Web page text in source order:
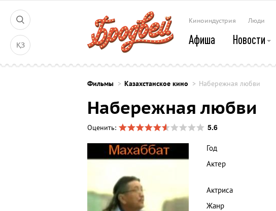
ҚЗ
Киноиндустрия Люди
Афиша Новости
Фильмы Казахстанское кино Набережная любви
Набережная любви
Оценить: 5.6
Год
Актер
Актриса
Жанр